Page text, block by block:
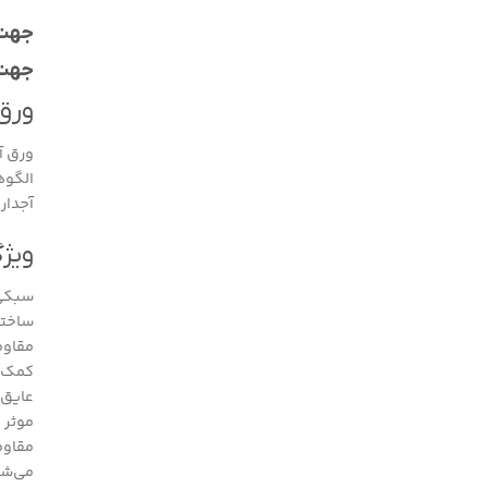
ورق
کمک